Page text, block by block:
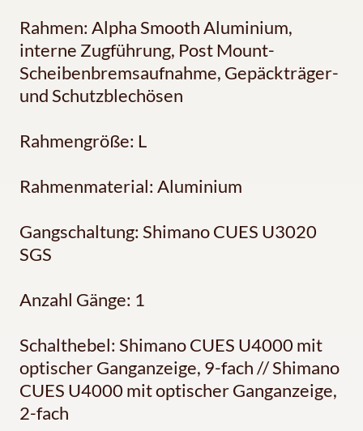
Rahmen: Alpha Smooth Aluminium,
interne Zugführung, Post Mount-
Scheibenbremsaufnahme, Gepäckträger-
und Schutzblechösen
Rahmengröße: L
Rahmenmaterial: Aluminium
Gangschaltung: Shimano CUES U3020
SGS
Anzahl Gänge: 1
Schalthebel: Shimano CUES U4000 mit
optischer Ganganzeige, 9-fach // Shimano
CUES U4000 mit optischer Ganganzeige,
2-fach